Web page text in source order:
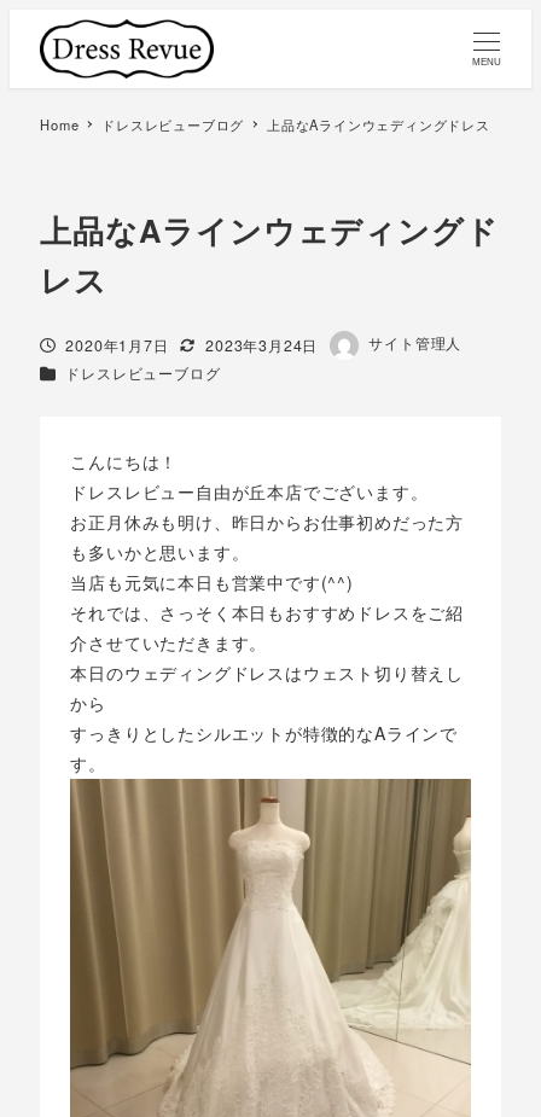
MENU
Home ドレスレビューブログ 上品なAラインウェディングドレス
上品なAラインウェディングド
レス
投稿日
2020年1月7日 更新日
2023年3月24日
著
サイト管理人
カテゴリー
ドレスレビューブログ
こんにちは！
ドレスレビュー自由が丘本店でございます。
お正月休みも明け、昨日からお仕事初めだった方
も多いかと思います。
当店も元気に本日も営業中です(^^)
それでは、さっそく本日もおすすめドレスをご紹
介させていただきます。
本日のウェディングドレスはウェスト切り替えし
から
すっきりとしたシルエットが特徴的なAラインで
す。